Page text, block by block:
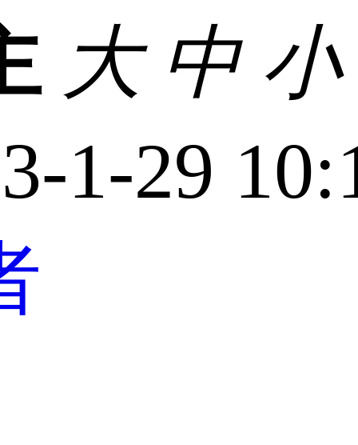
大 中 小
1-29